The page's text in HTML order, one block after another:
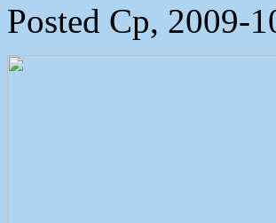
Posted Ср, 2009-